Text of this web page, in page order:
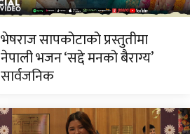
भेषराज सापकोटाको प्रस्तुतीमा
नेपाली भजन ‘सद्दे मनको बैराग्य’
सार्वजनिक